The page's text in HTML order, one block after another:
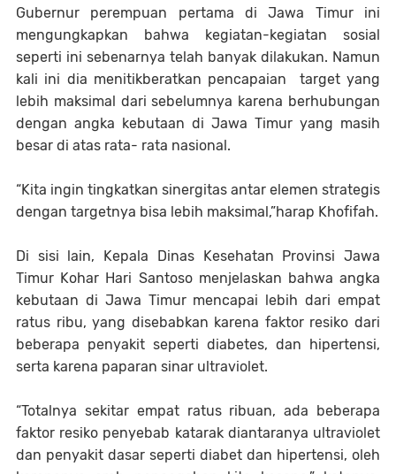
Gubernur perempuan pertama di Jawa Timur ini
mengungkapkan bahwa kegiatan-kegiatan sosial
seperti ini sebenarnya telah banyak dilakukan. Namun
kali ini dia menitikberatkan pencapaian target yang
lebih maksimal dari sebelumnya karena berhubungan
dengan angka kebutaan di Jawa Timur yang masih
besar di atas rata- rata nasional.
“Kita ingin tingkatkan sinergitas antar elemen strategis
dengan targetnya bisa lebih maksimal,”harap Khofifah.
Di sisi lain, Kepala Dinas Kesehatan Provinsi Jawa
Timur Kohar Hari Santoso menjelaskan bahwa angka
kebutaan di Jawa Timur mencapai lebih dari empat
ratus ribu, yang disebabkan karena faktor resiko dari
beberapa penyakit seperti diabetes, dan hipertensi,
serta karena paparan sinar ultraviolet.
“Totalnya sekitar empat ratus ribuan, ada beberapa
faktor resiko penyebab katarak diantaranya ultraviolet
dan penyakit dasar seperti diabet dan hipertensi, oleh